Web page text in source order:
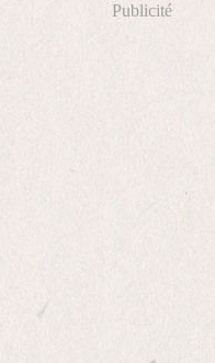
Publicité